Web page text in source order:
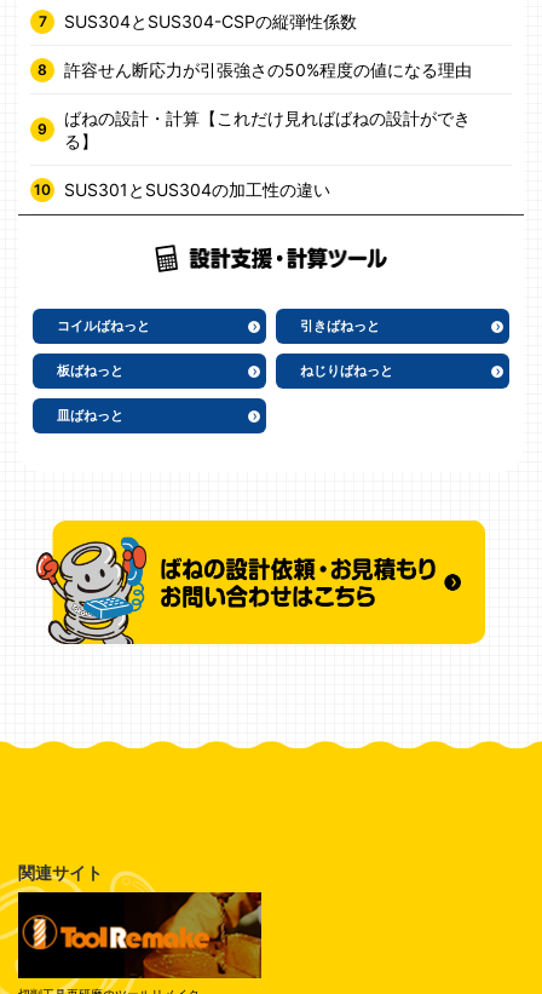
SUS304とSUS304-CSPの縦弾性係数
許容せん断応力が引張強さの50%程度の値になる理由
ばねの設計・計算【これだけ見ればばねの設計ができ
る】
SUS301とSUS304の加工性の違い
コイルばねっと 引きばねっと
板ばねっと ねじりばねっと
皿ばねっと
関連サイト